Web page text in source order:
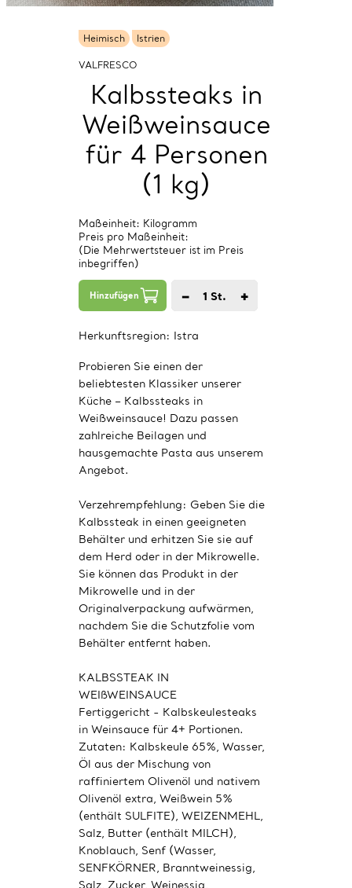
Heimisch Istrien
VALFRESCO
Kalbssteaks in
Weißweinsauce
für 4 Personen
(1 kg)
Maßeinheit: Kilogramm
Preis pro Maßeinheit:
(Die Mehrwertsteuer ist im Preis
inbegriffen)
Hinzufügen − 1 St. +
Herkunftsregion: Istra
Probieren Sie einen der
beliebtesten Klassiker unserer
Küche – Kalbssteaks in
Weißweinsauce! Dazu passen
zahlreiche Beilagen und
hausgemachte Pasta aus unserem
Angebot.
Verzehrempfehlung: Geben Sie die
Kalbssteak in einen geeigneten
Behälter und erhitzen Sie sie auf
dem Herd oder in der Mikrowelle.
Sie können das Produkt in der
Mikrowelle und in der
Originalverpackung aufwärmen,
nachdem Sie die Schutzfolie vom
Behälter entfernt haben.
KALBSSTEAK IN
WEIßWEINSAUCE
Fertiggericht - Kalbskeulesteaks
in Weinsauce für 4+ Portionen.
Zutaten: Kalbskeule 65%, Wasser,
Öl aus der Mischung von
raffiniertem Olivenöl und nativem
Olivenöl extra, Weißwein 5%
(enthält SULFITE), WEIZENMEHL,
Salz, Butter (enthält MILCH),
Knoblauch, Senf (Wasser,
SENFKÖRNER, Branntweinessig,
Salz, Zucker, Weinessig,